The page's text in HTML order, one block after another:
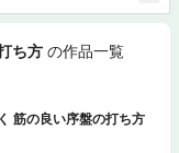
ち方 の作品一覧
筋の良い序盤の打ち方